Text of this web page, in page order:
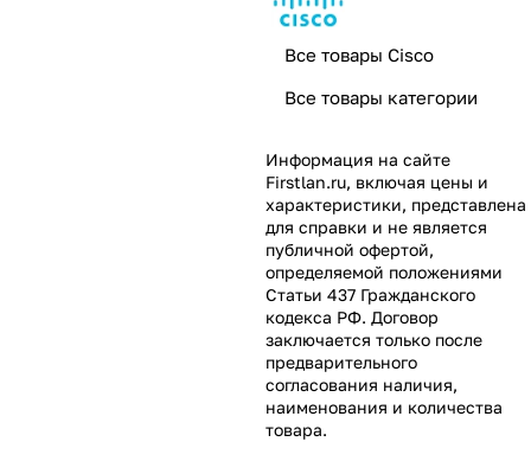
Все товары Cisco
Все товары категории
Информация на сайте
Firstlan.ru, включая цены и
характеристики, представлена
для справки и не является
публичной офертой,
определяемой положениями
Статьи 437 Гражданского
кодекса РФ. Договор
заключается только после
предварительного
согласования наличия,
наименования и количества
товара.